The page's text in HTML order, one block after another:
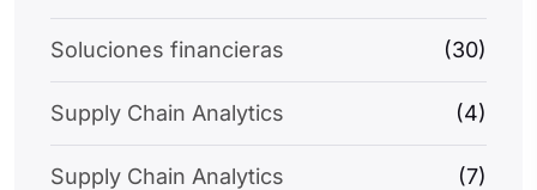
Soluciones financieras (30)
Supply Chain Analytics (4)
Supply Chain Analytics (7)